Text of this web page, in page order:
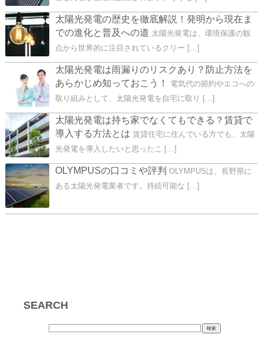
太陽光発電の歴史を徹底解説！発明から現在ま
での進化と普及への道 太陽光発電は、環境保護の観
点から世界的に注目されているクリー […]
太陽光発電は雨漏りのリスクあり？防止方法を
あらかじめ知っておこう！
電気代の節約やエコへの
取り組みとして、太陽光発電を自宅に取り […]
太陽光発電は持ち家でなくてもできる？賃貸で
導入する方法とは 賃貸住宅に住んでいる方でも、太陽
光発電を導入したいと思ったこ […]
OLYMPUSの口コミや評判 OLYMPUSは、長野県に
ある太陽光発電業者です。持続可能な […]
SEARCH